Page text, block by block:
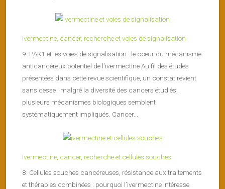
Ivermectine, cancer, recherche et voies de signalisation
9. PAK1 et les voies de signalisation : le cœur du mécanisme
anticancéreux potentiel de l’ivermectine Au fil des études
présentées dans cette revue scientifique, un constat revient
sans cesse : malgré la diversité des cancers étudiés,
plusieurs mécanismes biologiques semblent
systématiquement impliqués. Cancer...
Ivermectine, cancer, recherche et cellules souches
8. Cellules souches cancéreuses, résistance aux traitements
et thérapies combinées : pourquoi l’ivermectine intéresse